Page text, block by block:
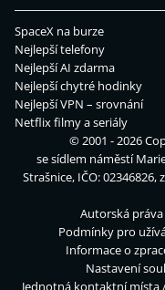
SpaceX na burze
Nejlepší telefony
Nejlepší AI zdarma
Nejlepší chytré hodinky
Nejlepší VPN – srovnání
Netflix filmy a seriály
© 2001 - 2026
se sídlem náměstí
Strašnice, IČO: 02346826,
Autorská
Podmínky pro
Informace o
Nastavení
Jednotná kontaktní místa